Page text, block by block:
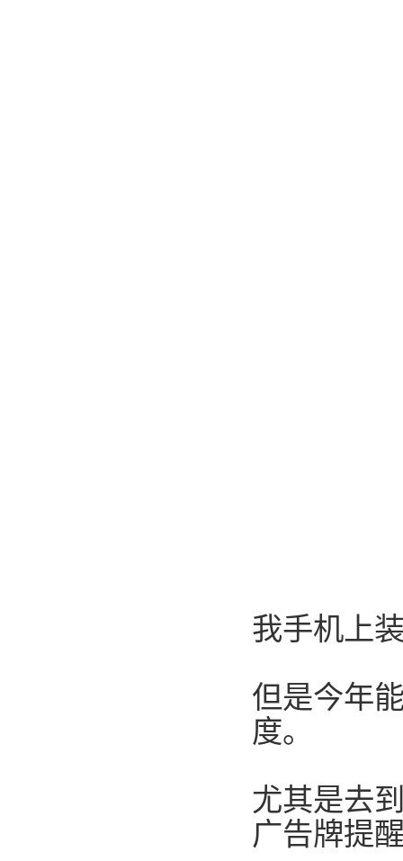
我手机上
但是今年
度。
尤其是去
广告牌提